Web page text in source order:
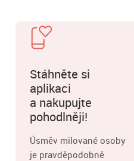
Stáhněte si
aplikaci
a nakupujte
pohodlněji!
Úsměv milované osoby
je pravděpodobně